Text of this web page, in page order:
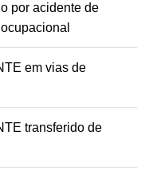
por acidente de
em vias de
transferido de